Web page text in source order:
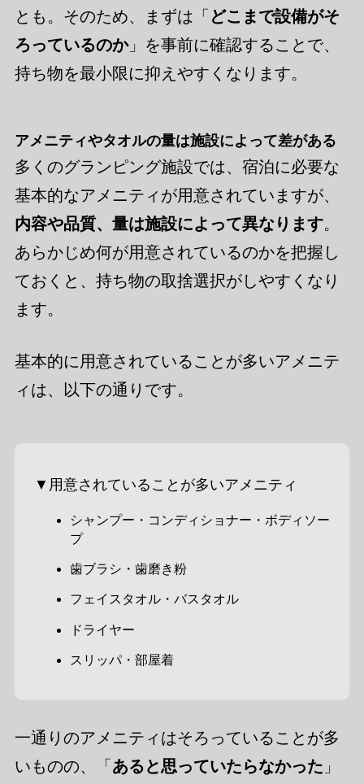
とも。そのため、まずは「 どこまで設備がそ
ろっているのか」を事前に確認することで、
持ち物を最小限に抑えやすくなります。
アメニティやタオルの量は施設によって差がある
多くのグランピング施設では、宿泊に必要な
基本的なアメニティが用意されていますが、
内容や品質、量は施設によって異なります。
あらかじめ何が用意されているのかを把握し
ておくと、持ち物の取捨選択がしやすくなり
ます。
基本的に用意されていることが多いアメニテ
ィは、以下の通りです。
▼用意されていることが多いアメニティ
シャンプー・コンディショナー・ボディソー
プ
歯ブラシ・歯磨き粉
フェイスタオル・バスタオル
ドライヤー
スリッパ・部屋着
一通りのアメニティはそろっていることが多
いものの、「 あると思っていたらなかった 」